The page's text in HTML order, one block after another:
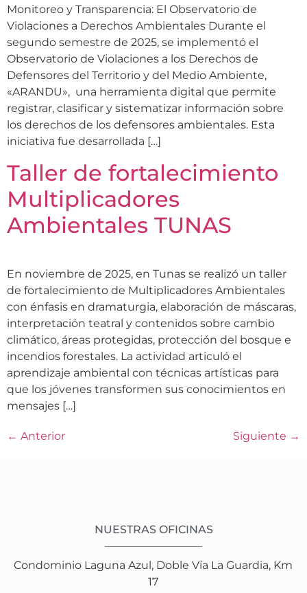
Monitoreo y Transparencia: El Observatorio de
Violaciones a Derechos Ambientales Durante el
segundo semestre de 2025, se implementó el
Observatorio de Violaciones a los Derechos de
Defensores del Territorio y del Medio Ambiente,
«ARANDU», una herramienta digital que permite
registrar, clasificar y sistematizar información sobre
los derechos de los defensores ambientales. Esta
iniciativa fue desarrollada […]
Taller de fortalecimiento
Multiplicadores
Ambientales TUNAS
En noviembre de 2025, en Tunas se realizó un taller
de fortalecimiento de Multiplicadores Ambientales
con énfasis en dramaturgia, elaboración de máscaras,
interpretación teatral y contenidos sobre cambio
climático, áreas protegidas, protección del bosque e
incendios forestales. La actividad articuló el
aprendizaje ambiental con técnicas artísticas para
que los jóvenes transformen sus conocimientos en
mensajes […]
← Anterior Siguiente →
NUESTRAS OFICINAS
Condominio Laguna Azul, Doble Vía La Guardia, Km
17